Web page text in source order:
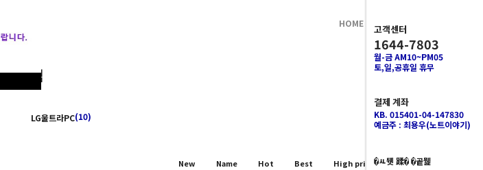
고객센터
1644-7803
월-금 AM10~PM05
토,일,공휴일 휴무
결제 계좌
KB. 015401-04-147830
예금주 : 최용우(노트이야기)
�ㅻ뒛 蹂� �곹뭹
HOME LG전자 >
LG그램
LG울트라PC(10)
New Name Hot Best High price Low price